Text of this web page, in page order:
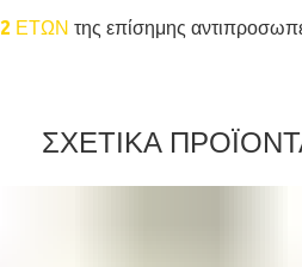
ΕΤΩΝ της επίσημης
ΣΧΕΤΙΚΑ